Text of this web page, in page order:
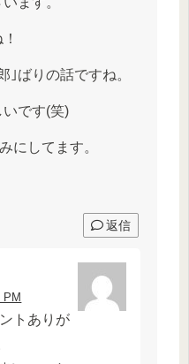
｣ばりの話ですね。
です(笑)
にしてます。
返信
PM
トありが